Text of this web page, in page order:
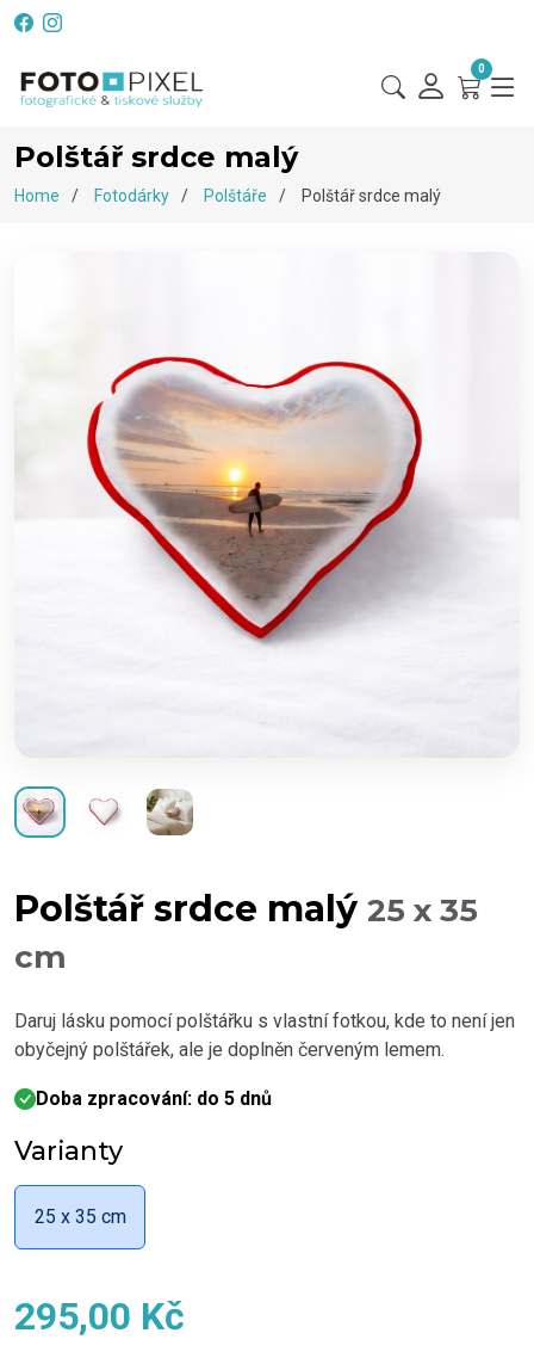
0
Polštář srdce malý
Home Fotodárky Polštáře Polštář srdce malý
Polštář srdce malý 25 x 35
cm
Daruj lásku pomocí polštářku s vlastní fotkou, kde to není jen
obyčejný polštářek, ale je doplněn červeným lemem.
Doba zpracování: do 5 dnů
Varianty
25 x 35 cm
295,00 Kč